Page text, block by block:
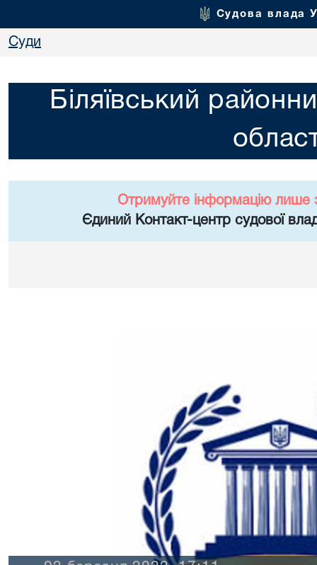
Судова влада
Суди
Біляївський
Отримуйте інформацію лише
Єдиний Контакт-центр судової